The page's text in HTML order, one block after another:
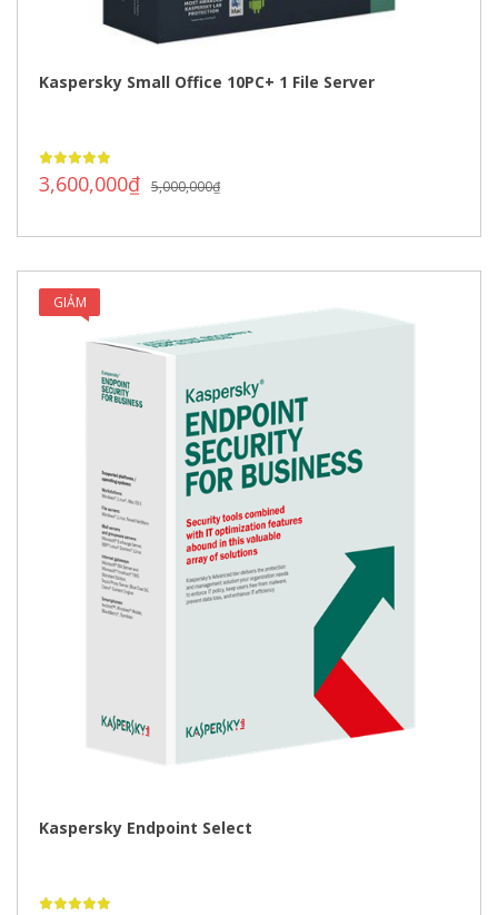
Kaspersky Small Office 10PC+ 1 File Server
5,000,000₫
3,600,000₫
GIẢM
Kaspersky Endpoint Select